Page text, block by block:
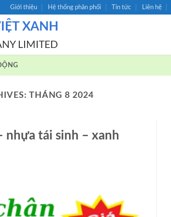
Giới thiệu Hệ thống phân phối Tin tức Liên hệ
XANH
LIMITED
THÁNG 8 2024
nhựa tái sinh – xanh